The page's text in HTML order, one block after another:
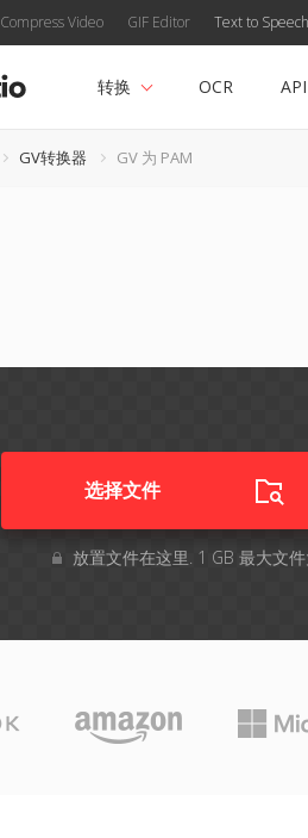
Compress Video GIF Editor Text to Speech
转换 OCR API
GV转换器 GV 为 PAM
选择文件
放置文件在这里. 1 GB 最大文